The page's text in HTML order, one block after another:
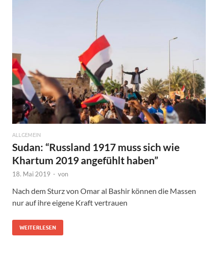
ALLGEMEIN
Sudan: “Russland 1917 muss sich wie
Khartum 2019 angefühlt haben”
18. Mai 2019 - von
Nach dem Sturz von Omar al Bashir können die Massen
nur auf ihre eigene Kraft vertrauen
WEITERLESEN